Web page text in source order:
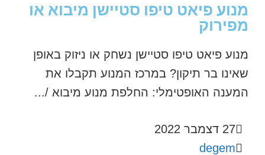
מנוע פיאט טיפו סטיישן מיבוא או
מפירוק
מנוע פיאט טיפו סטיישן נשחק או ניזוק באופן
שאינו בר תיקון? במרכז המנוע תקבלו את
המענה האופטימלי: החלפת מנוע מיבוא /...
27 דצמבר 2022
degem